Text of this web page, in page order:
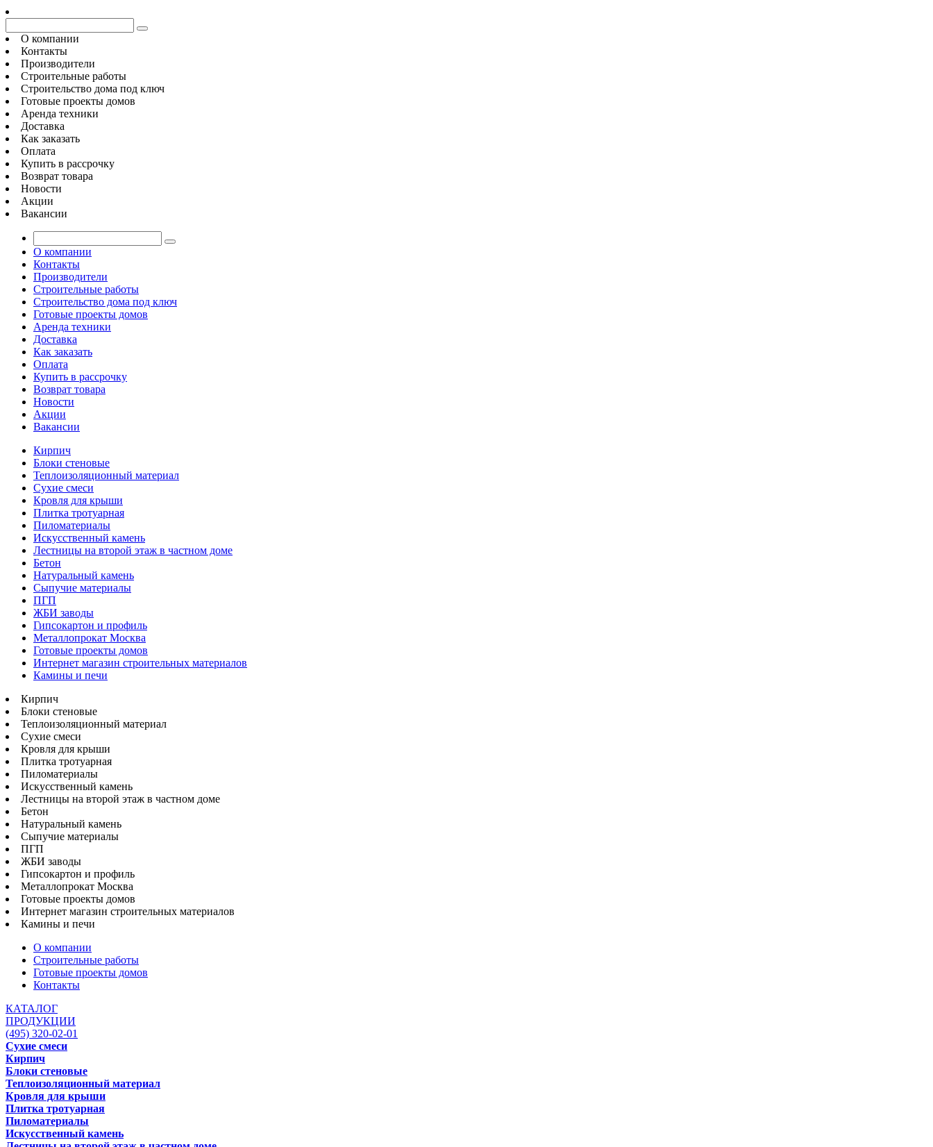
О компании
Контакты
Производители
Строительные работы
Строительство дома под ключ
Готовые проекты домов
Аренда техники
Доставка
Как заказать
Оплата
Купить в рассрочку
Возврат товара
Новости
Акции
Вакансии
О компании
Контакты
Производители
Строительные работы
Строительство дома под ключ
Готовые проекты домов
Аренда техники
Доставка
Как заказать
Оплата
Купить в рассрочку
Возврат товара
Новости
Акции
Вакансии
Кирпич
Блоки стеновые
Теплоизоляционный материал
Сухие смеси
Кровля для крыши
Плитка тротуарная
Пиломатериалы
Искусственный камень
Лестницы на второй этаж в частном доме
Бетон
Натуральный камень
Сыпучие материалы
ПГП
ЖБИ заводы
Гипсокартон и профиль
Металлопрокат Москва
Готовые проекты домов
Интернет магазин строительных материалов
Камины и печи
Кирпич
Блоки стеновые
Теплоизоляционный материал
Сухие смеси
Кровля для крыши
Плитка тротуарная
Пиломатериалы
Искусственный камень
Лестницы на второй этаж в частном доме
Бетон
Натуральный камень
Сыпучие материалы
ПГП
ЖБИ заводы
Гипсокартон и профиль
Металлопрокат Москва
Готовые проекты домов
Интернет магазин строительных материалов
Камины и печи
О компании
Строительные работы
Готовые проекты домов
Контакты
КАТАЛОГ
ПРОДУКЦИИ
(495) 320-02-01
Сухие смеси
Кирпич
Блоки стеновые
Теплоизоляционный материал
Кровля для крыши
Плитка тротуарная
Пиломатериалы
Искусственный камень